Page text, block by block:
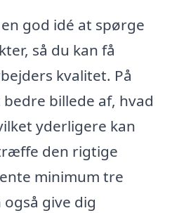
god idé at spørge
så du kan få
kvalitet. På
billede af, hvad
yderligere kan
den rigtige
minimum tre
give dig